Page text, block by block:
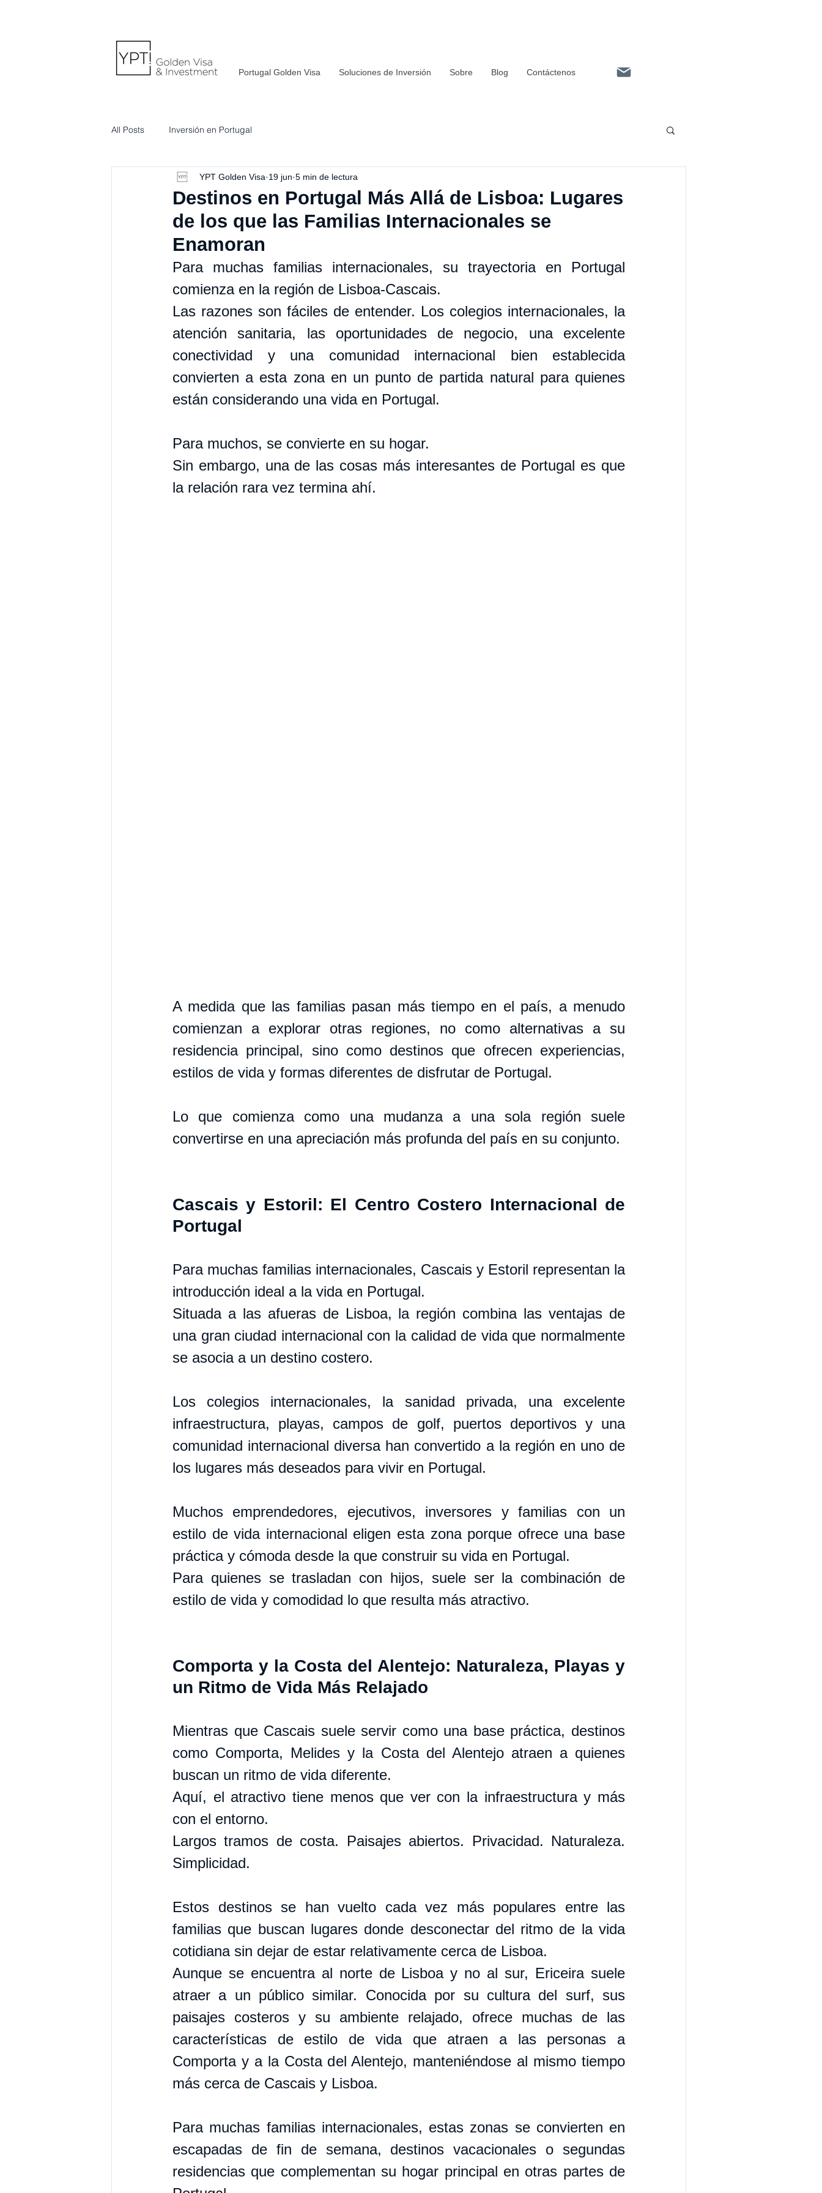
Portugal Golden Visa Soluciones de Inversión Sobre Blog Contáctenos
All Posts Inversión en Portugal
Destinos en Portugal Más Allá de Lisboa: Lugares
de los que las Familias Internacionales se
Enamoran
YPT Golden Visa 19 jun 5 min de lectura
Para muchas familias internacionales, su trayectoria en Portugal
comienza en la región de Lisboa-Cascais.
Las razones son fáciles de entender. Los colegios internacionales, la
atención sanitaria, las oportunidades de negocio, una excelente
conectividad y una comunidad internacional bien establecida
convierten a esta zona en un punto de partida natural para quienes
están considerando una vida en Portugal.
Para muchos, se convierte en su hogar.
Sin embargo, una de las cosas más interesantes de Portugal es que
la relación rara vez termina ahí.
A medida que las familias pasan más tiempo en el país, a menudo
comienzan a explorar otras regiones, no como alternativas a su
residencia principal, sino como destinos que ofrecen experiencias,
estilos de vida y formas diferentes de disfrutar de Portugal.
Lo que comienza como una mudanza a una sola región suele
convertirse en una apreciación más profunda del país en su conjunto.
Cascais y Estoril: El Centro Costero Internacional de
Portugal
Para muchas familias internacionales, Cascais y Estoril representan la
introducción ideal a la vida en Portugal.
Situada a las afueras de Lisboa, la región combina las ventajas de
una gran ciudad internacional con la calidad de vida que normalmente
se asocia a un destino costero.
Los colegios internacionales, la sanidad privada, una excelente
infraestructura, playas, campos de golf, puertos deportivos y una
comunidad internacional diversa han convertido a la región en uno de
los lugares más deseados para vivir en Portugal.
Muchos emprendedores, ejecutivos, inversores y familias con un
estilo de vida internacional eligen esta zona porque ofrece una base
práctica y cómoda desde la que construir su vida en Portugal.
Para quienes se trasladan con hijos, suele ser la combinación de
estilo de vida y comodidad lo que resulta más atractivo.
Comporta y la Costa del Alentejo: Naturaleza, Playas y
un Ritmo de Vida Más Relajado
Mientras que Cascais suele servir como una base práctica, destinos
como Comporta, Melides y la Costa del Alentejo atraen a quienes
buscan un ritmo de vida diferente.
Aquí, el atractivo tiene menos que ver con la infraestructura y más
con el entorno.
Largos tramos de costa. Paisajes abiertos. Privacidad. Naturaleza.
Simplicidad.
Estos destinos se han vuelto cada vez más populares entre las
familias que buscan lugares donde desconectar del ritmo de la vida
cotidiana sin dejar de estar relativamente cerca de Lisboa.
Aunque se encuentra al norte de Lisboa y no al sur, Ericeira suele
atraer a un público similar. Conocida por su cultura del surf, sus
paisajes costeros y su ambiente relajado, ofrece muchas de las
características de estilo de vida que atraen a las personas a
Comporta y a la Costa del Alentejo, manteniéndose al mismo tiempo
más cerca de Cascais y Lisboa.
Para muchas familias internacionales, estas zonas se convierten en
escapadas de fin de semana, destinos vacacionales o segundas
residencias que complementan su hogar principal en otras partes de